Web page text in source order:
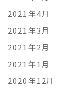
2021年4月
2021年3月
2021年2月
2021年1月
2020年12月